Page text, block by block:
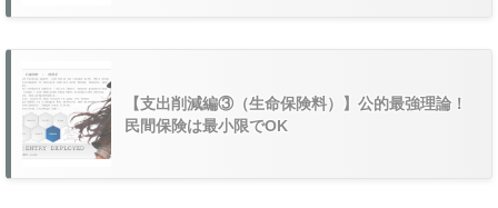
【支出削減編③（生命保険料）】公的最強理論！
民間保険は最小限でOK